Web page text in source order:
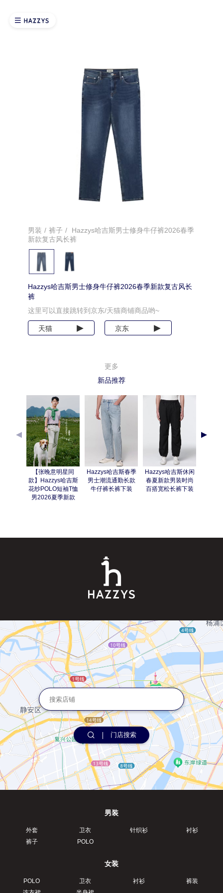
男装 / 裤子 /
Hazzys哈吉斯男士修身牛仔裤2026春季
新款复古风长裤
Hazzys哈吉斯男士修身牛仔裤2026春季新款复古风长
裤
这里可以直接跳转到京东/天猫商铺商品哟~
天猫 京东
更多
新品推荐
【张晚意明星同
款】Hazzys哈吉斯
花纱POLO短袖T恤
男2026夏季新款
Hazzys哈吉斯春季
男士潮流通勤长款
牛仔裤长裤下装
Hazzys哈吉斯休闲
春夏新款男装时尚
百搭宽松长裤下装
门店搜索
男装
外套 卫衣 针织衫
衬衫
裤子
POLO
女装
POLO 卫衣 衬衫
裤装